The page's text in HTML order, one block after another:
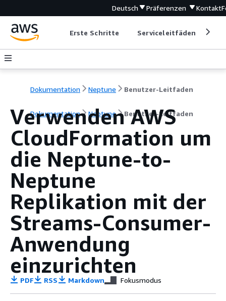
Deutsch Präferenzen Kontakt
Erste Schritte Serviceleitfäden
Dokumentation Neptune Benutzer-Leitfaden
Dokumentation Neptune Benutzer-Leitfaden
Verwenden AWS
CloudFormation um
die Neptune-to-
Neptune
Replikation mit der
Streams-Consumer-
Anwendung
einzurichten
PDF RSS Markdown Fokusmodus